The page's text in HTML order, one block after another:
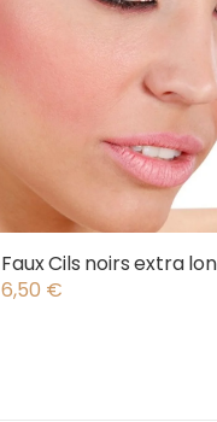
Faux Cils noirs extra
6,50 €